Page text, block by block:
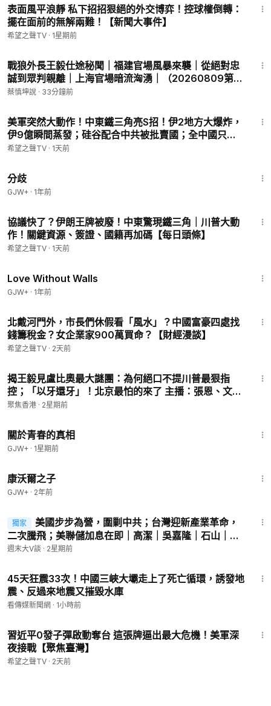
表面風平浪靜 私下招招狠絕的外交博弈！控球權倒轉：
擺在面前的無解兩難！【新聞大事件】
希望之聲TV · 1星期前
戰狼外長王毅仕途秘聞｜福建官場風暴來襲｜從絕對忠
誠到眾判親離｜上海官場暗流洶湧｜（20260809第
1186期）#熱門話題
蔡慎坤說 · 33分鐘前
美軍突然大動作！中東鐵三角亮S招！伊2地方大爆炸，
伊9億瞬間蒸發；硅谷配合中共被批賣國；全中國只抓
一個河南人！ 習被逼勸立儲下台？【北美新聞】
希望之聲TV · 1天前
分歧
GJW+ · 1年前
協議快了？伊朗王牌被廢！中東驚現鐵三角｜川普大動
作！關鍵資源、簽證、國籍再加碼【每日頭條】
希望之聲TV · 1天前
Love Without Walls
GJW+ · 1年前
北戴河門外，市長們休假看「風水」？中國富豪四處找
錢籌稅金？女企業家900萬買命？【財經漫談】
希望之聲TV · 2天前
揭王毅見盧比奧最大謎團：為何絕口不提川普最狠指
控；「以牙還牙」！北京最怕的來了 主播：張恩、文傑
【時事熱評】
聚焦香港 · 2星期前
關於青春的真相
GJW+ · 1星期前
康沃爾之子
GJW+ · 2年前
獨家
美國步步為營，圍剿中共；台灣迎新產業革命，
二次騰飛；美聯儲加息在即｜高潔｜吳嘉隆｜石山｜秦
鵬
週末大V談 · 2星期前
45天狂震33次！中國三峽大壩走上了死亡循環，誘發地
震、反過來地震又摧毀水庫
看傳媒新聞網 · 1小時前
習近平0發子彈啟動奪台 這張牌逼出最大危機！美軍深
夜接戰【聚焦臺灣】
希望之聲TV · 2天前